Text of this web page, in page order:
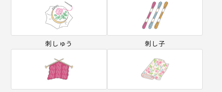
刺しゅう 刺し子